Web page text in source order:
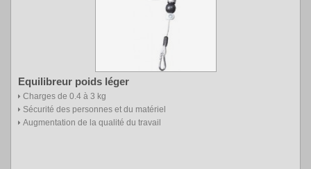
Equilibreur poids léger
Charges de 0.4 à 3 kg
Sécurité des personnes et du matériel
Augmentation de la qualité du travail